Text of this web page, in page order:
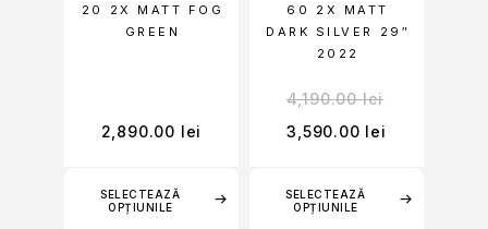
SELECTEAZĂ
OPȚIUNILE
20 2X MATT FOG
GREEN
2,890.00 lei
SELECTEAZĂ
OPȚIUNILE
60 2X MATT
DARK SILVER 29″
2022
4,190.00lei
3,590.00 lei